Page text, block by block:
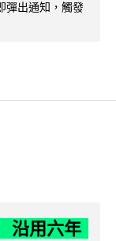
彈出通知，觸發
沿用六年